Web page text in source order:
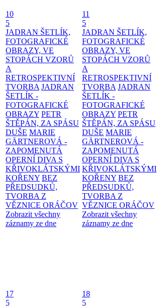
10
5
JADRAN ŠETLÍK,
FOTOGRAFICKÉ
OBRAZY, VE
STOPÁCH VZORŮ
A
RETROSPEKTIVNÍ
TVORBA JADRAN
ŠETLÍK -
FOTOGRAFICKÉ
OBRAZY PETR
ŠTĚPÁN, ZA SPÁSU
DUŠE MARIE
GÄRTNEROVÁ -
ZAPOMENUTÁ
OPERNÍ DIVA S
KŘIVOKLÁTSKÝMI
KOŘENY BEZ
PŘEDSUDKŮ,
TVORBA Z
VĚZNICE ORÁČOV
Zobrazit všechny
záznamy ze dne
11
5
JADRAN ŠETLÍK,
FOTOGRAFICKÉ
OBRAZY, VE
STOPÁCH VZORŮ
A
RETROSPEKTIVNÍ
TVORBA JADRAN
ŠETLÍK -
FOTOGRAFICKÉ
OBRAZY PETR
ŠTĚPÁN, ZA SPÁSU
DUŠE MARIE
GÄRTNEROVÁ -
ZAPOMENUTÁ
OPERNÍ DIVA S
KŘIVOKLÁTSKÝMI
KOŘENY BEZ
PŘEDSUDKŮ,
TVORBA Z
VĚZNICE ORÁČOV
Zobrazit všechny
záznamy ze dne
17
5
18
5